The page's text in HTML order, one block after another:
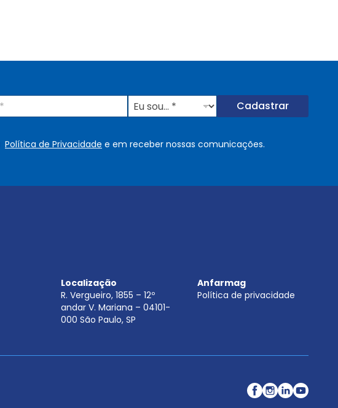
E
u
u
Cadastrar
Política de Privacidade e em receber nossas comunicações.
Localização
R. Vergueiro, 1855 – 12º
andar V. Mariana – 04101-
000 São Paulo, SP
Anfarmag
Política de privacidade